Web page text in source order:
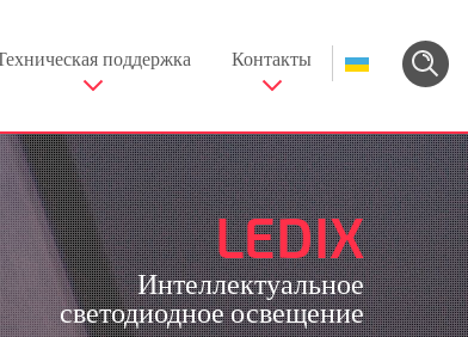
поддержка Контакты
LEDIX
Интеллектуальное
светодиодное освещение